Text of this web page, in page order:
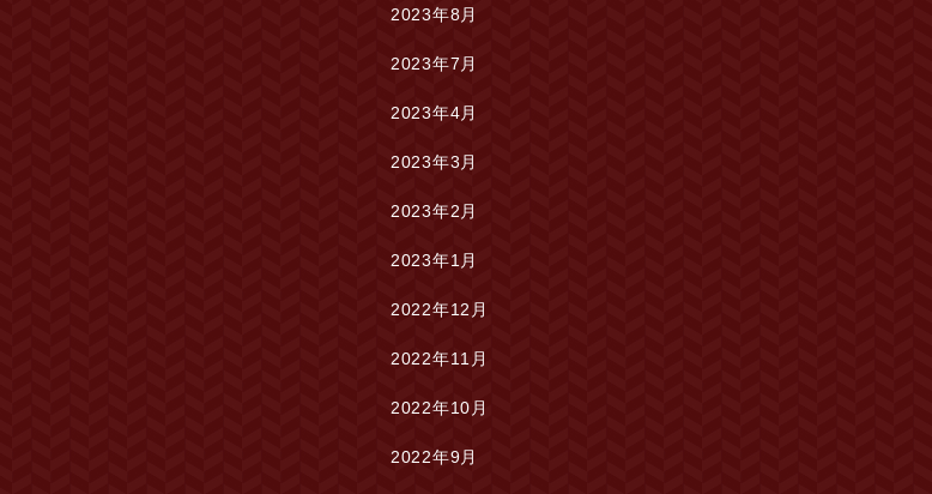
2023年8月
2023年7月
2023年4月
2023年3月
2023年2月
2023年1月
2022年12月
2022年11月
2022年10月
2022年9月